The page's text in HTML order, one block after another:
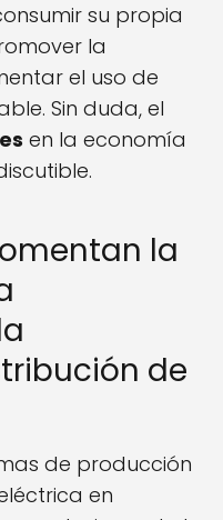
su propia
la
el uso de
Sin duda, el
en la economía
la
de
de producción
en